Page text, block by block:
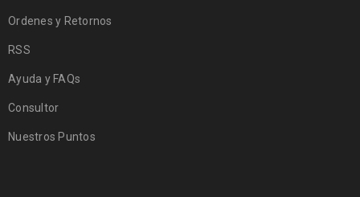
Ordenes y Retornos
RSS
Ayuda y FAQs
Consultor
Nuestros Puntos